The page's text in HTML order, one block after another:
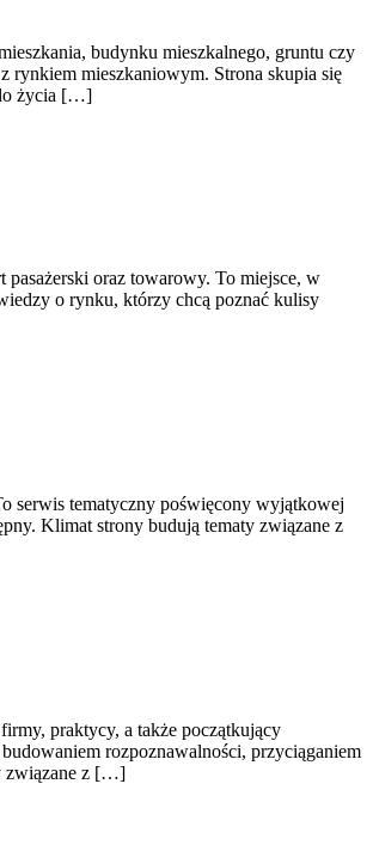
budynku mieszkalnego, gruntu czy
rynkiem mieszkaniowym. Strona skupia się
do życia […]
oraz towarowy. To miejsce, w
o rynku, którzy chcą poznać kulisy
serwis tematyczny poświęcony wyjątkowej
Klimat strony budują tematy związane z
praktycy, a także początkujący
rozpoznawalności, przyciąganiem
związane z […]